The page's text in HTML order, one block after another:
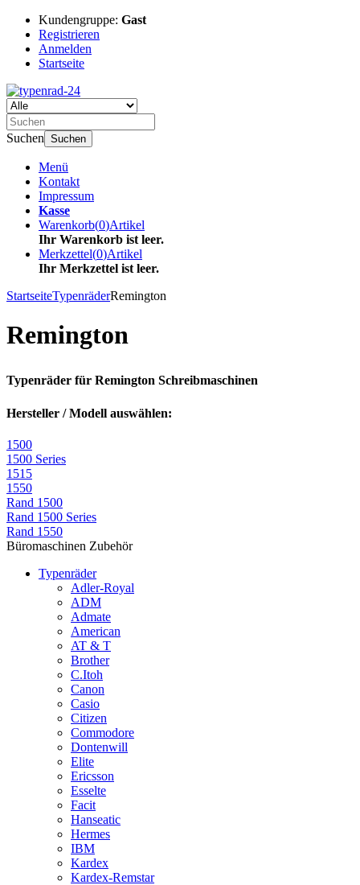
Kundengruppe: Gast
Registrieren
Anmelden
Startseite
Suchen Suchen
Menü
Kontakt
Impressum
Kasse
Warenkorb(0)Artikel
Ihr Warenkorb ist leer.
Merkzettel(0)Artikel
Ihr Merkzettel ist leer.
StartseiteTypenräderRemington
Remington
Typenräder für Remington Schreibmaschinen
Hersteller / Modell auswählen:
1500
1500 Series
1515
1550
Rand 1500
Rand 1500 Series
Rand 1550
Büromaschinen Zubehör
Typenräder
Adler-Royal
ADM
Admate
American
AT & T
Brother
C.Itoh
Canon
Casio
Citizen
Commodore
Dontenwill
Elite
Ericsson
Esselte
Facit
Hanseatic
Hermes
IBM
Kardex
Kardex-Remstar